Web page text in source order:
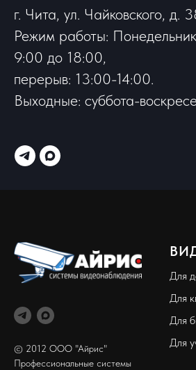
г. Чита, ул. Чайковского, д.
Режим работы:
9:00 до 18:00,
перерыв: 13:00-14:00.
Выходные: суббота-
© 2012 ООО "Айрис"
Профессиональные системы
Для
Для
Для
Для